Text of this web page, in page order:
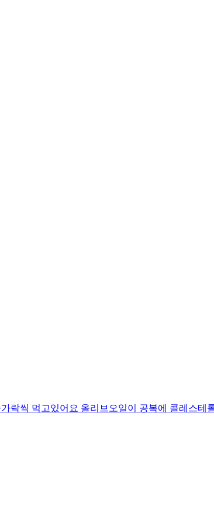
락씩 먹고있어요 올리브오일이 공복에 콜레스테